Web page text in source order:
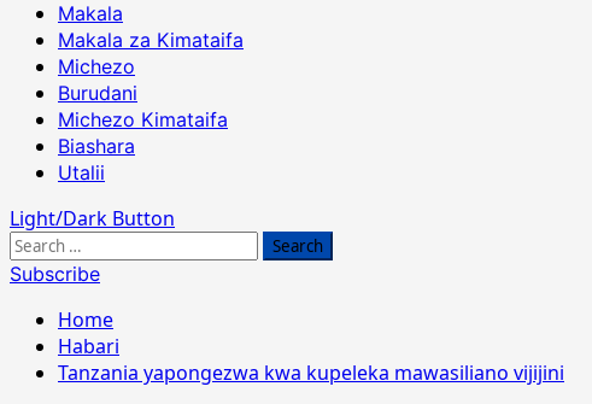
Makala
Makala za Kimataifa
Michezo
Burudani
Michezo Kimataifa
Biashara
Utalii
Light/Dark Button
Search
for:
Subscribe
Home
Habari
Tanzania yapongezwa kwa kupeleka mawasiliano vijijini